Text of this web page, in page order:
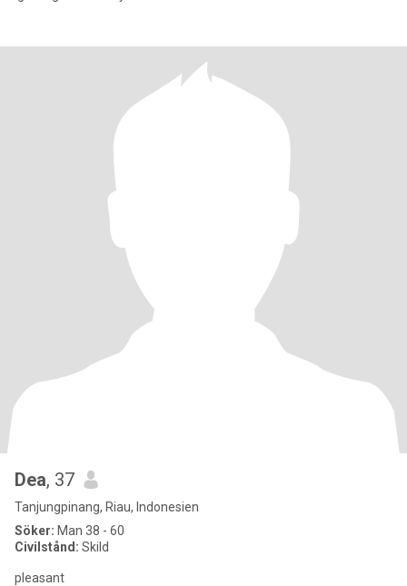
Dea, 37
Tanjungpinang, Riau, Indonesien
Söker: Man 38 - 60
Civilstånd: Skild
pleasant